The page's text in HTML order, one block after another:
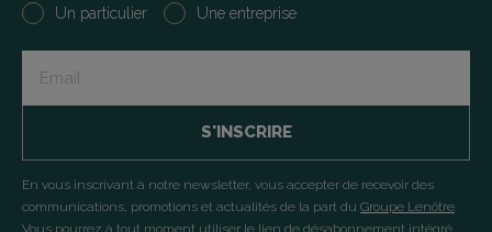
Un particulier Une entreprise
En vous inscrivant à notre newsletter, vous accepter de recevoir des
communications, promotions et actualités de la part du Groupe Lenôtre.
Vous pourrez à tout moment utiliser le lien de désabonnement intégré